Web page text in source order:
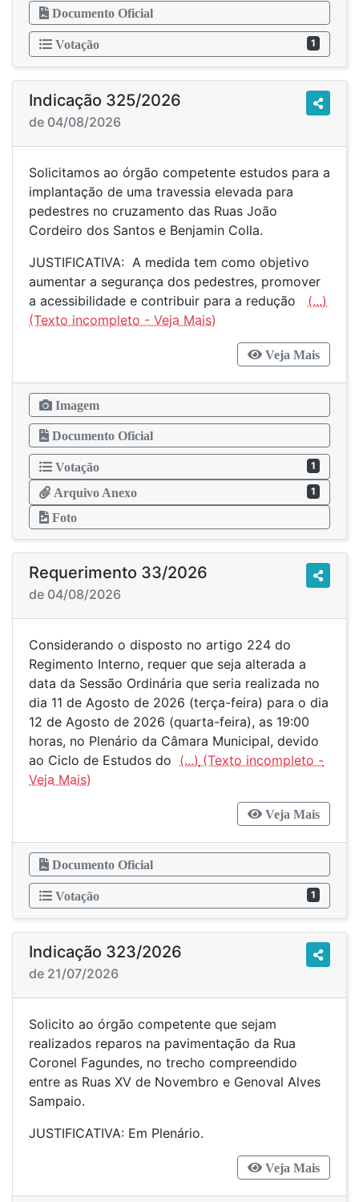
Documento Oficial
Votação 1
Indicação 325/2026
de 04/08/2026
Solicitamos ao órgão competente estudos para a
implantação de uma travessia elevada para
pedestres no cruzamento das Ruas João
Cordeiro dos Santos e Benjamin Colla.
JUSTIFICATIVA: A medida tem como objetivo
aumentar a segurança dos pedestres, promover
a acessibilidade e contribuir para a redução (...)
Veja Mais
Imagem
Documento Oficial
Votação 1
Arquivo Anexo 1
Foto
Requerimento 33/2026
de 04/08/2026
Considerando o disposto no artigo 224 do
Regimento Interno, requer que seja alterada a
data da Sessão Ordinária que seria realizada no
dia 11 de Agosto de 2026 (terça-feira) para o dia
12 de Agosto de 2026 (quarta-feira), as 19:00
horas, no Plenário da Câmara Municipal, devido
ao Ciclo de Estudos do (...)
Veja Mais
Documento Oficial
Votação 1
Indicação 323/2026
de 21/07/2026
Solicito ao órgão competente que sejam
realizados reparos na pavimentação da Rua
Coronel Fagundes, no trecho compreendido
entre as Ruas XV de Novembro e Genoval Alves
Sampaio.
JUSTIFICATIVA: Em Plenário.
Veja Mais